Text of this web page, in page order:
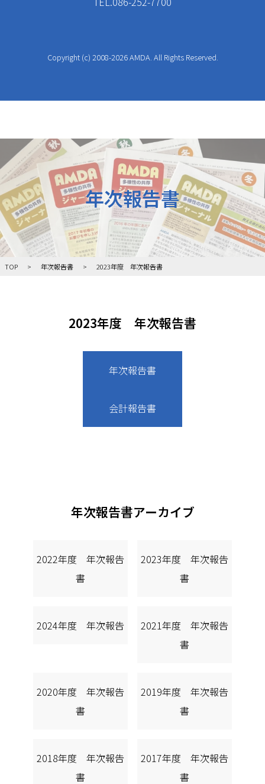
Copyright (c) 2008-2026 AMDA. All Rights Reserved.
年次報告書
TOP 年次報告書 2023年度 年次報告書
2023年度 年次報告書
年次報告書
会計報告書
年次報告書アーカイブ
2022年度 年次報告
書
2023年度 年次報告
書
2024年度 年次報告
2021年度 年次報告
書
2020年度 年次報告
書
2019年度 年次報告
書
2018年度 年次報告
書
2017年度 年次報告
書